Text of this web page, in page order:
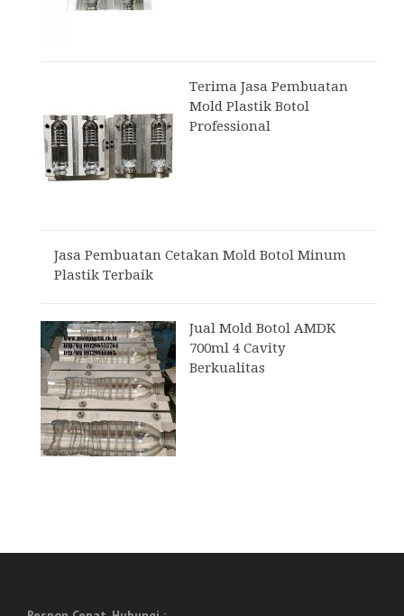
Terima Jasa Pembuatan
Mold Plastik Botol
Professional
Jasa Pembuatan Cetakan Mold Botol Minum
Plastik Terbaik
Jual Mold Botol AMDK
700ml 4 Cavity
Berkualitas